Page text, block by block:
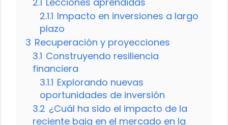
2.1.1 Impacto en inversiones a largo
plazo
3 Recuperación y proyecciones
3.1 Construyendo resiliencia
financiera
3.1.1 Explorando nuevas
oportunidades de inversión
3.2 ¿Cuál ha sido el impacto de la
reciente baja en el mercado en la